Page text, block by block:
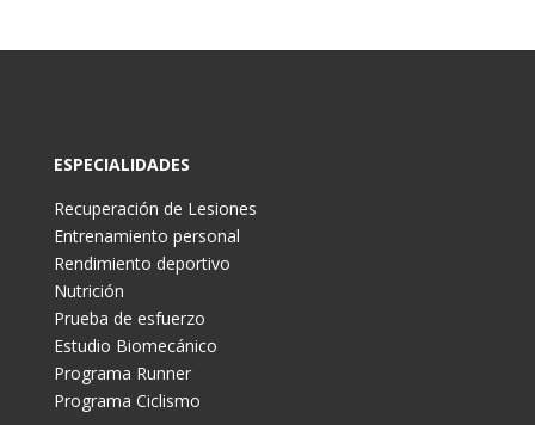
ESPECIALIDADES
Recuperación de Lesiones
Entrenamiento personal
Rendimiento deportivo
Nutrición
Prueba de esfuerzo
Estudio Biomecánico
Programa Runner
Programa Ciclismo